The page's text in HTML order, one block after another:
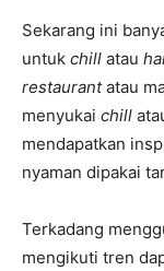
Sekarang ini
untuk chill atau
restaurantatau
menyukai chill
mendapatkan
nyaman dipakai
Terkadang
mengikuti tren